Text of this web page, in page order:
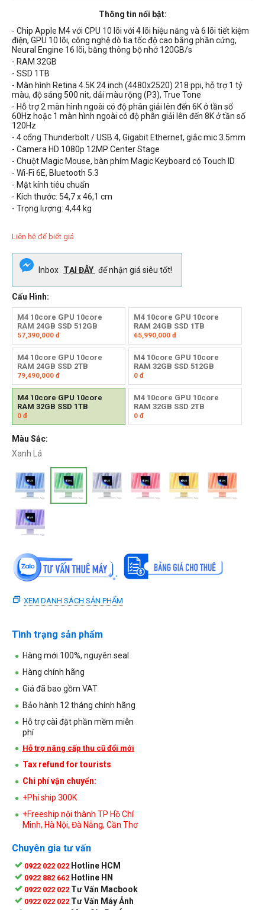
Thông tin nổi bật:
- Chip Apple M4 với CPU 10 lõi với 4 lõi hiệu năng và 6 lõi tiết kiệm
điện, GPU 10 lõi, công nghệ dò tia tốc độ cao bằng phần cứng,
Neural Engine 16 lõi, băng thông bộ nhớ 120GB/s
- RAM 32GB
- SSD 1TB
- Màn hình Retina 4.5K 24 inch (4480x2520) 218 ppi, hỗ trợ 1 tỷ
màu, độ sáng 500 nit, dải màu rộng (P3), True Tone
- Hỗ trợ 2 màn hình ngoài có độ phân giải lên đến 6K ở tần số
60Hz hoặc 1 màn hình ngoài có độ phân giải lên đến 8K ở tần số
120Hz
- 4 cổng Thunderbolt / USB 4, Gigabit Ethernet, giắc mic 3.5mm
- Camera HD 1080p 12MP Center Stage
- Chuột Magic Mouse, bàn phím Magic Keyboard có Touch ID
- Wi-Fi 6E, Bluetooth 5.3
- Mặt kính tiêu chuẩn
- Kích thước: 54,7x 46,1 cm
- Trọng lượng: 4,44 kg
Liên hệ để biết giá
Inbox TẠI ĐÂY để nhận giá siêu tốt!
Cấu Hình:
M4 10core GPU 10core
RAM 24GB SSD 512GB
57,390,000 đ
M4 10core GPU 10core
RAM 24GB SSD 1TB
65,990,000đ
M4 10core GPU 10core
RAM 24GB SSD 2TB
79,490,000 đ
M4 10core GPU 10core
RAM 32GB SSD 512GB
0đ
M4 10core GPU 10core
RAM 32GB SSD 1TB
0 đ
M4 10core GPU 10core
RAM 32GB SSD 2TB
0đ
Màu Sắc:
Xanh Lá
XEM DANH SÁCH SẢN PHẨM
Tình trạng sản phẩm
Hàng mới 100%, nguyên seal
Hàng chính hãng
Giá đã bao gồm VAT
Bảo hành 12 tháng chính hãng
Hỗ trợ cài đặt phần mềm miễn
phí
Hỗ trợ nâng cấp thu cũ đổi mới
Tax refund for tourists
Chi phí vận chuyển:
+Phí ship 300K
+Freeship nội thành TP Hồ Chí
Minh, Hà Nội, Đà Nẵng, Cần Thơ
Chuyên gia tư vấn
0922 022 022 Hotline HCM
0922 882 662 Hotline HN
0922 022 022 Tư Vấn Macbook
0922 022 022 Tư Vấn Máy Ảnh